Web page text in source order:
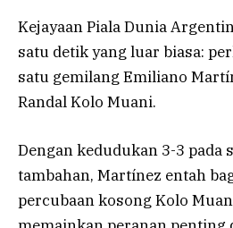
Kejayaan Piala Dunia
satu detik yang luar biasa:
satu gemilang Emiliano
Randal Kolo Muani.
Dengan kedudukan 3-3 pada
tambahan, Martínez entah
percubaan kosong Kolo